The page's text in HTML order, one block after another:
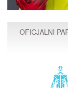
OFICJALNI